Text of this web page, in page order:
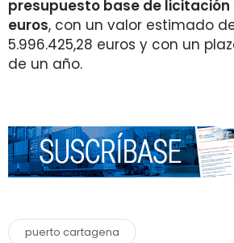
presupuesto base de licitación
euros, con un valor estimado
5.996.425,28 euros y con un
de un año.
puerto cartagena